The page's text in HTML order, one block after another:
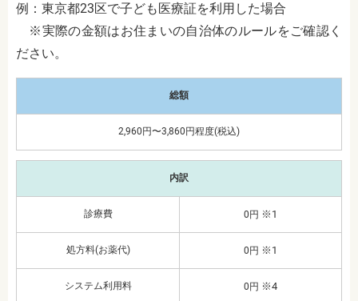
例：東京都23区で子ども医療証を利用した場合
※実際の金額はお住まいの自治体のルールをご確認く
ださい。
総額
2,960円〜3,860円程度(税込)
内訳
診療費 0円 ※1
処方料(お薬代) 0円 ※1
システム利用料 0円 ※4